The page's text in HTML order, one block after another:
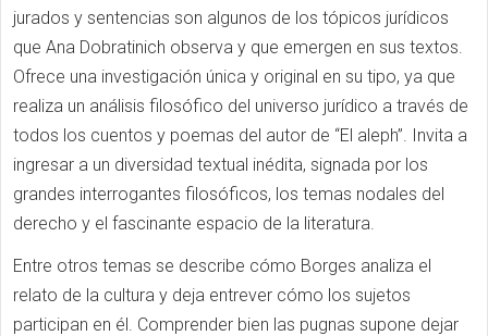
jurados y sentencias son algunos de los tópicos jurídicos
que Ana Dobratinich observa y que emergen en sus textos.
Ofrece una investigación única y original en su tipo, ya que
realiza un análisis filosófico del universo jurídico a través de
todos los cuentos y poemas del autor de “El aleph”. Invita a
ingresar a un diversidad textual inédita, signada por los
grandes interrogantes filosóficos, los temas nodales del
derecho y el fascinante espacio de la literatura.
Entre otros temas se describe cómo Borges analiza el
relato de la cultura y deja entrever cómo los sujetos
participan en él. Comprender bien las pugnas supone dejar